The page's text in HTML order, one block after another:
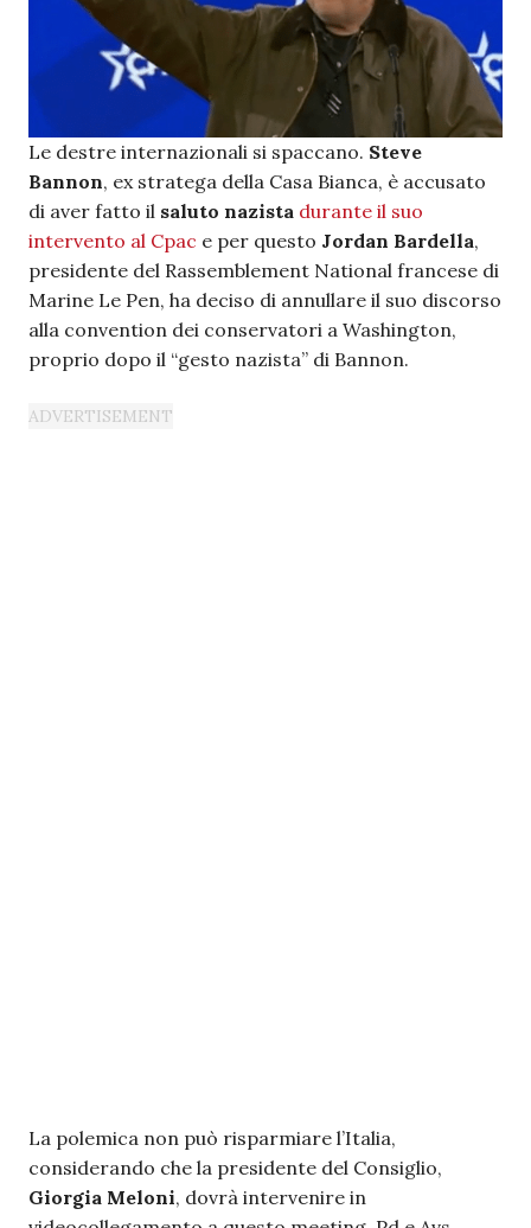
Le destre internazionali si spaccano. Steve
Bannon, ex stratega della Casa Bianca, è accusato
di aver fatto il saluto nazista durante il suo
intervento al Cpac e per questo Jordan Bardella,
presidente del Rassemblement National francese di
Marine Le Pen, ha deciso di annullare il suo discorso
alla convention dei conservatori a Washington,
proprio dopo il “gesto nazista” di Bannon.
La polemica non può risparmiare l’Italia,
considerando che la presidente del Consiglio,
Giorgia Meloni, dovrà intervenire in